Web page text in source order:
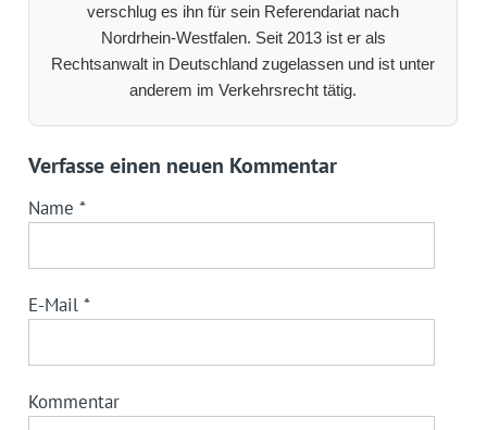
verschlug es ihn für sein Referendariat nach
Nordrhein-Westfalen. Seit 2013 ist er als
Rechtsanwalt in Deutschland zugelassen und ist unter
anderem im Verkehrsrecht tätig.
Verfasse einen neuen Kommentar
Name *
E-Mail *
Kommentar